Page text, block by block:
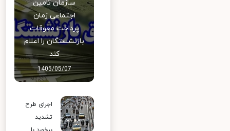
سازمان تأمین
اجتماعی زمان
پرداخت معوقات
بازنشستگان را اعلام
کند
1405/05/07
اجرای طرح
تشدید